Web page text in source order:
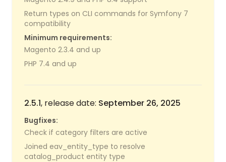
Return types on CLI commands for Symfony 7
compatibility
Minimum requirements:
Magento 2.3.4 and up
PHP 7.4 and up
2.5.1, release date: September 26, 2025
Bugfixes:
Check if category filters are active
Joined eav_entity_type to resolve
catalog_product entity type